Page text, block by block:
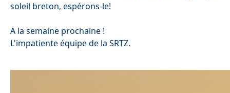
soleil breton, espérons-le!
A la semaine prochaine !
L'impatiente équipe de la SRTZ.